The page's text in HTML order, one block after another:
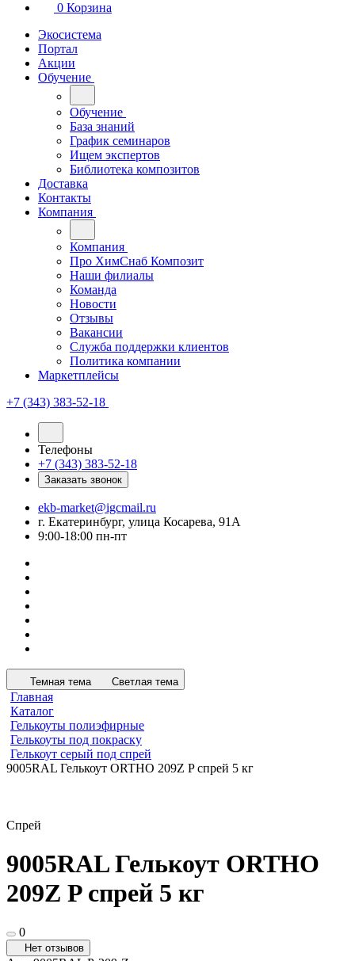
0 Корзина
Экосистема
Портал
Акции
Обучение
Обучение
База знаний
График семинаров
Ищем экспертов
Библиотека композитов
Доставка
Контакты
Компания
Компания
Про ХимСнаб Композит
Наши филиалы
Команда
Новости
Отзывы
Вакансии
Служба поддержки клиентов
Политика компании
Маркетплейсы
+7 (343) 383-52-18
Телефоны
+7 (343) 383-52-18
Заказать звонок
ekb-market@igcmail.ru
г. Екатеринбург, улица Косарева, 91А
9:00-18:00 пн-пт
Темная тема Светлая тема
Главная
Каталог
Гелькоуты полиэфирные
Гелькоуты под покраску
Гелькоут серый под спрей
9005RAL Гелькоут ORTHO 209Z P спрей 5 кг
Спрей
9005RAL Гелькоут ORTHO
209Z P спрей 5 кг
0
Нет отзывов